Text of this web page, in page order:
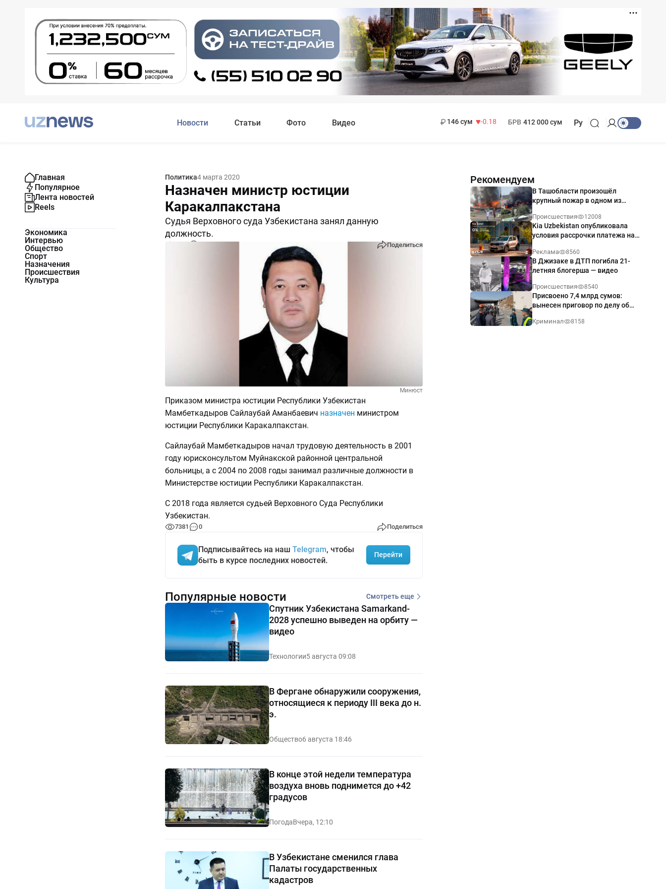
Новости Статьи Фото Видео
146 сум
-0.18
БРВ 412 000 сум Ру
Главная
Популярное
Лента новостей
Reels
Экономика
Интервью
Общество
Спорт
Назначения
Происшествия
Культура
Политика4 марта 2020
Назначен министр юстиции
Каракалпакстана
Судья Верховного суда Узбекистана занял данную
должность.
Поделиться
Минюст
Приказом министра юстиции Республики Узбекистан
Мамбеткадыров Сайлаубай Аманбаевич назначен министром
юстиции Республики Каракалпакстан.
Сайлаубай Мамбеткадыров начал трудовую деятельность в 2001
году юрисконсультом Муйнакской районной центральной
больницы, а с 2004 по 2008 годы занимал различные должности в
Министерстве юстиции Республики Каракалпакстан.
С 2018 года является судьей Верховного Суда Республики
Узбекистан.
7381 0 Поделиться
Подписывайтесь на наш Telegram, чтобы
быть в курсе последних новостей.
Перейти
Рекомендуем
В Ташобласти произошёл
крупный пожар в одном из
Происшествия 12008
Kia Uzbekistan опубликовала
условия рассрочки платежа на
годовых
Реклама 8560
В Джизаке в ДТП погибла 21-
летняя блогерша — видео
Происшествия 8540
Присвоено 7,4 млрд сумов:
вынесен приговор по делу об
Ташкенте
Криминал 8158
Популярные новости Смотреть еще
Спутник Узбекистана Samarkand-
2028 успешно выведен на орбиту —
видео
Технологии5 августа 09:08
В Фергане обнаружили сооружения,
относящиеся к периоду III века до н.
э.
Общество6 августа 18:46
В конце этой недели температура
воздуха вновь поднимется до +42
градусов
ПогодаВчера, 12:10
В Узбекистане сменился глава
Палаты государственных
кадастров